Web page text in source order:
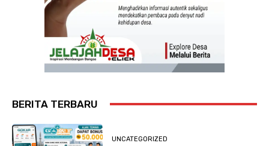
BERITA TERBARU
UNCATEGORIZED